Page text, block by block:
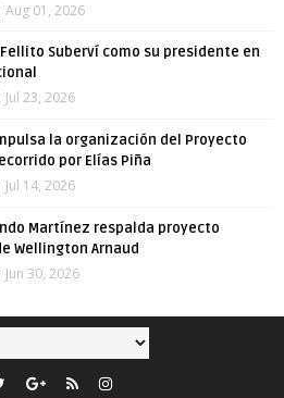
Aug 01, 2026
Fellito Suberví como su presidente en
Jul 23, 2026
la organización del Proyecto
por Elías Piña
Jul 14, 2026
Martínez respalda proyecto
Wellington Arnaud
Jun 30, 2026